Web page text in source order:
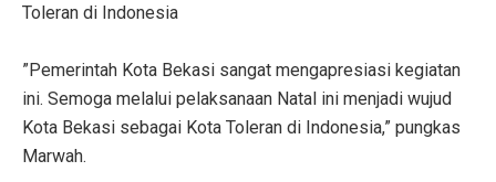
Toleran di Indonesia
‎”Pemerintah Kota Bekasi sangat mengapresiasi kegiatan
ini. Semoga melalui pelaksanaan Natal ini menjadi wujud
Kota Bekasi sebagai Kota Toleran di Indonesia,” pungkas
Marwah.